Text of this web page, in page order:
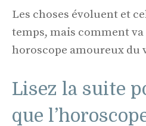
Les choses évoluent et
temps, mais comment
horoscope amoureux du
Lisez la suite
que